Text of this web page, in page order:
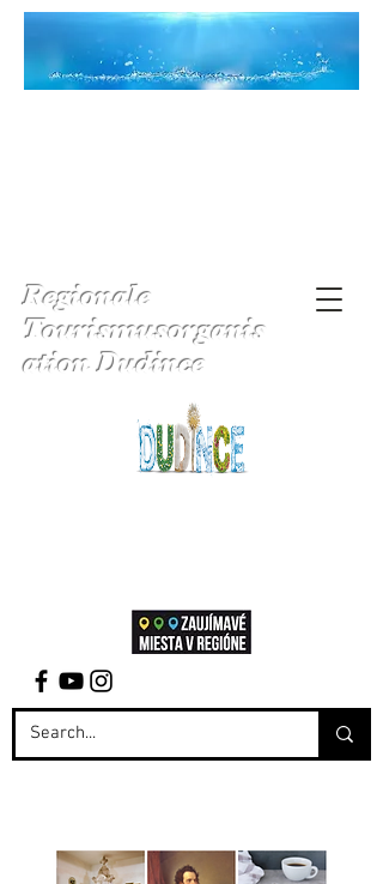
Regionale
Tourismusorganis
ation Dudince